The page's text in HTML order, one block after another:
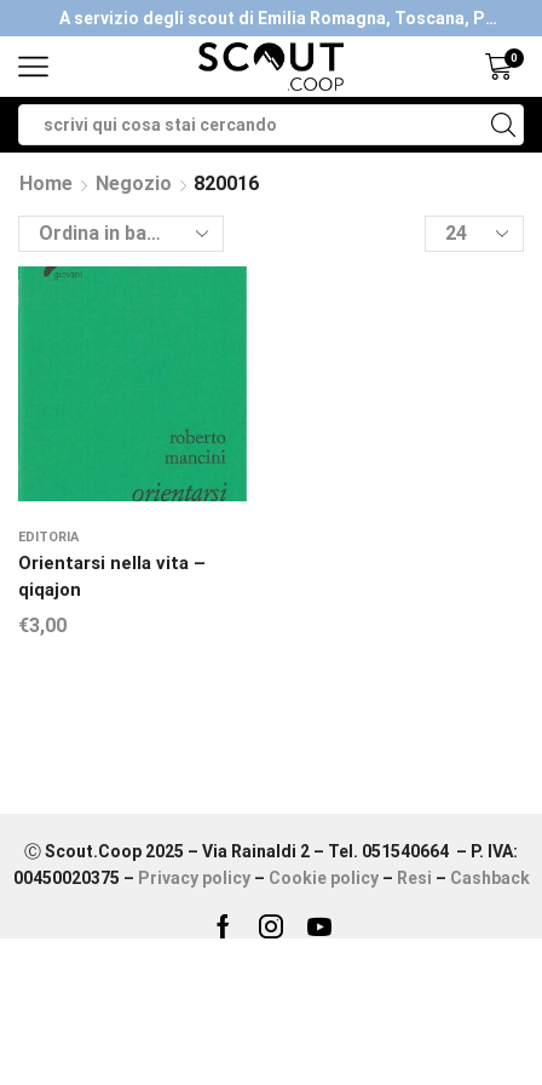
A servizio degli scout di Emilia Romagna, Toscana, Piemonte, Valle d'Aosta- Gratis la spedizione con ordini > €40
0
Home Negozio 820016
EDITORIA
Orientarsi nella vita –
qiqajon
€3,00
Ⓒ Scout.Coop 2025 – Via Rainaldi 2 – Tel. 051540664 – P. IVA:
00450020375 – Privacy policy– Cookie policy– Resi – Cashback